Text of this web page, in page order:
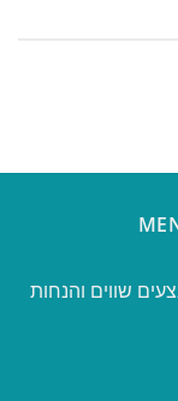
שווים והנחות